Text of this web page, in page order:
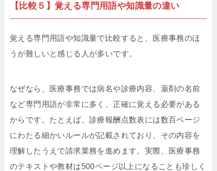
【比較５】覚える専門用語や知識量の違い
覚える専門用語や知識量で比較すると、医療事務のほ
うが難しいと感じる人が多いです。
なぜなら、医療事務では病名や診療内容、薬剤の名前
など専門用語が非常に多く、正確に覚える必要がある
からです。たとえば、診療報酬点数表には数百ページ
にわたる細かいルールが記載されており、その内容を
理解したうえで請求業務を進めます。実際、医療事務
のテキストや教材は500ページ以上になることも珍しく